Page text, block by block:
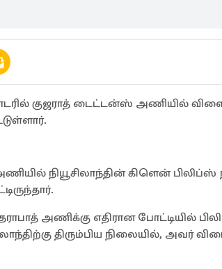
குஜராத் டைட்டன்ஸ் அணியில்
நியூசிலாந்தின் கிளென் பிலிப்ஸ்
அணிக்கு எதிரான போட்டியில்
திரும்பிய நிலையில், அவர்